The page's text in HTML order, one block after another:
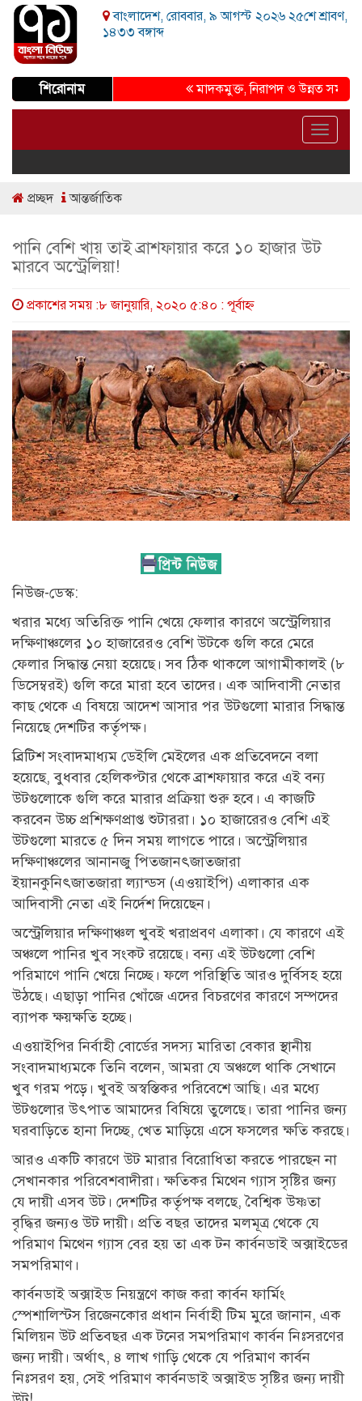
বাংলাদেশ, রোববার, ৯ আগস্ট ২০২৬ ২৫শে শ্রাবণ,
১৪৩৩ বঙ্গাব্দ
শিরোনাম মাদকমুক্ত, নিরাপদ ও উন্নত সমাজ গড়ার
Toggle
প্রচ্ছদ আন্তর্জাতিক
পানি বেশি খায় তাই ব্রাশফায়ার করে ১০ হাজার উট
মারবে অস্ট্রেলিয়া!
প্রকাশের সময় :৮ জানুয়ারি, ২০২০ ৫:৪০ : পূর্বাহ্ণ
নিউজ-ডেস্ক:
খরার মধ্যে অতিরিক্ত পানি খেয়ে ফেলার কারণে অস্ট্রেলিয়ার
দক্ষিণাঞ্চলের ১০ হাজারেরও বেশি উটকে গুলি করে মেরে
ফেলার সিদ্ধান্ত নেয়া হয়েছে। সব ঠিক থাকলে আগামীকালই (৮
ডিসেম্বরই) গুলি করে মারা হবে তাদের। এক আদিবাসী নেতার
কাছ থেকে এ বিষয়ে আদেশ আসার পর উটগুলো মারার সিদ্ধান্ত
নিয়েছে দেশটির কর্তৃপক্ষ।
ব্রিটিশ সংবাদমাধ্যম ডেইলি মেইলের এক প্রতিবেদনে বলা
হয়েছে, বুধবার হেলিকপ্টার থেকে ব্রাশফায়ার করে এই বন্য
উটগুলোকে গুলি করে মারার প্রক্রিয়া শুরু হবে। এ কাজটি
করবেন উচ্চ প্রশিক্ষণপ্রাপ্ত শুটাররা। ১০ হাজারেরও বেশি এই
উটগুলো মারতে ৫ দিন সময় লাগতে পারে। অস্ট্রেলিয়ার
দক্ষিণাঞ্চলের আনানজু পিতজানৎজাতজারা
ইয়ানকুনিৎজাতজারা ল্যান্ডস (এওয়াইপি) এলাকার এক
আদিবাসী নেতা এই নির্দেশ দিয়েছেন।
অস্ট্রেলিয়ার দক্ষিণাঞ্চল খুবই খরাপ্রবণ এলাকা। যে কারণে এই
অঞ্চলে পানির খুব সংকট রয়েছে। বন্য এই উটগুলো বেশি
পরিমাণে পানি খেয়ে নিচ্ছে। ফলে পরিস্থিতি আরও দুর্বিসহ হয়ে
উঠছে। এছাড়া পানির খোঁজে এদের বিচরণের কারণে সম্পদের
ব্যাপক ক্ষয়ক্ষতি হচ্ছে।
এওয়াইপির নির্বাহী বোর্ডের সদস্য মারিতা বেকার স্থানীয়
সংবাদমাধ্যমকে তিনি বলেন, আমরা যে অঞ্চলে থাকি সেখানে
খুব গরম পড়ে। খুবই অস্বস্তিকর পরিবেশে আছি। এর মধ্যে
উটগুলোর উৎপাত আমাদের বিষিয়ে তুলেছে। তারা পানির জন্য
ঘরবাড়িতে হানা দিচ্ছে, খেত মাড়িয়ে এসে ফসলের ক্ষতি করছে।
আরও একটি কারণে উট মারার বিরোধিতা করতে পারছেন না
সেখানকার পরিবেশবাদীরা। ক্ষতিকর মিথেন গ্যাস সৃষ্টির জন্য
যে দায়ী এসব উট। দেশটির কর্তৃপক্ষ বলছে, বৈশ্বিক উষ্ণতা
বৃদ্ধির জন্যও উট দায়ী। প্রতি বছর তাদের মলমূত্র থেকে যে
পরিমাণ মিথেন গ্যাস বের হয় তা এক টন কার্বনডাই অক্সাইডের
সমপরিমাণ।
কার্বনডাই অক্সাইড নিয়ন্ত্রণে কাজ করা কার্বন ফার্মিং
স্পেশালিস্টস রিজেনকোর প্রধান নির্বাহী টিম মুরে জানান, এক
মিলিয়ন উট প্রতিবছর এক টনের সমপরিমাণ কার্বন নিঃসরণের
জন্য দায়ী। অর্থাৎ, ৪ লাখ গাড়ি থেকে যে পরিমাণ কার্বন
নিঃসরণ হয়, সেই পরিমাণ কার্বনডাই অক্সাইড সৃষ্টির জন্য দায়ী